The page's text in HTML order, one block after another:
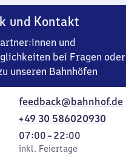
Uhr
und Kontakt
und
bei Fragen oder
unseren Bahnhöfen
feedback@bahnhof.de
+49 30 586020930
Feiertage
07:00–22:00
Von
7
inkl. Feiertage